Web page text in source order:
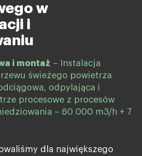
w
i
i montaż – Instalacja
świeżego powietrza
odpylająca i
procesowe z procesów
– 60 000 m3/h + 7
dla największego